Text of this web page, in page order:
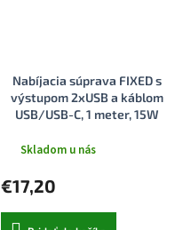
Nabíjacia súprava FIXED s
výstupom 2xUSB a káblom
USB/USB-C, 1 meter, 15W
Skladom u nás
€17,20